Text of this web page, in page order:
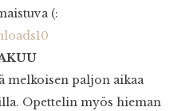
(:
melkoisen paljon aikaa
Opettelin myös hieman